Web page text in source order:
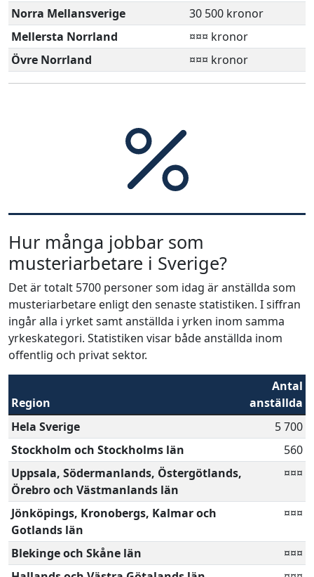
Norra Mellansverige
30 500 kronor
Mellersta Norrland
¤¤¤ kronor
Övre Norrland
¤¤¤ kronor
Hur många jobbar som
musteriarbetare i Sverige?
Det är totalt 5700 personer som idag är anställda som
musteriarbetare enligt den senaste statistiken. I siffran
ingår alla i yrket samt anställda i yrken inom samma
yrkeskategori. Statistiken visar både anställda inom
offentlig och privat sektor.
Region
Antal
anställda
Hela Sverige
5 700
Stockholm och Stockholms län
560
Uppsala, Södermanlands, Östergötlands,
Örebro och Västmanlands län
¤¤¤
Jönköpings, Kronobergs, Kalmar och
Gotlands län
¤¤¤
Blekinge och Skåne län
¤¤¤